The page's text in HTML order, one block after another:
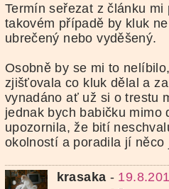
Termín seřezat z článku
takovém případě by kluk
ubrečený nebo vyděšený.
Osobně by se mi to
zjišťovala co kluk dělal a
vynadáno ať už si o trestu
jednak bych babičku mimo
upozornila, že bití
okolností a poradila jí něco
krasaka -